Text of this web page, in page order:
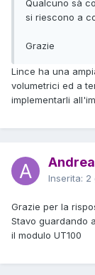
Qualcuno sà
si riescono a
Grazie
Lince ha una
volumetrici ed a
implementarli
Inserita: 2
Grazie per la
Stavo guardando
il modulo UT100